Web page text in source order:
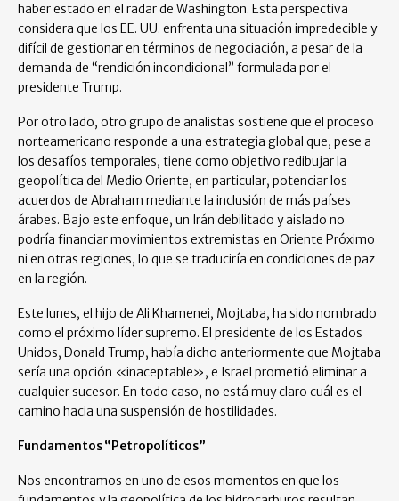
haber estado en el radar de Washington. Esta perspectiva
considera que los EE. UU. enfrenta una situación impredecible y
difícil de gestionar en términos de negociación, a pesar de la
demanda de “rendición incondicional” formulada por el
presidente Trump.
Por otro lado, otro grupo de analistas sostiene que el proceso
norteamericano responde a una estrategia global que, pese a
los desafíos temporales, tiene como objetivo redibujar la
geopolítica del Medio Oriente, en particular, potenciar los
acuerdos de Abraham mediante la inclusión de más países
árabes. Bajo este enfoque, un Irán debilitado y aislado no
podría financiar movimientos extremistas en Oriente Próximo
ni en otras regiones, lo que se traduciría en condiciones de paz
en la región.
Este lunes, el hijo de Ali Khamenei, Mojtaba, ha sido nombrado
como el próximo líder supremo. El presidente de los Estados
Unidos, Donald Trump, había dicho anteriormente que Mojtaba
sería una opción «inaceptable», e Israel prometió eliminar a
cualquier sucesor. En todo caso, no está muy claro cuál es el
camino hacia una suspensión de hostilidades.
Fundamentos “Petropolíticos”
Nos encontramos en uno de esos momentos en que los